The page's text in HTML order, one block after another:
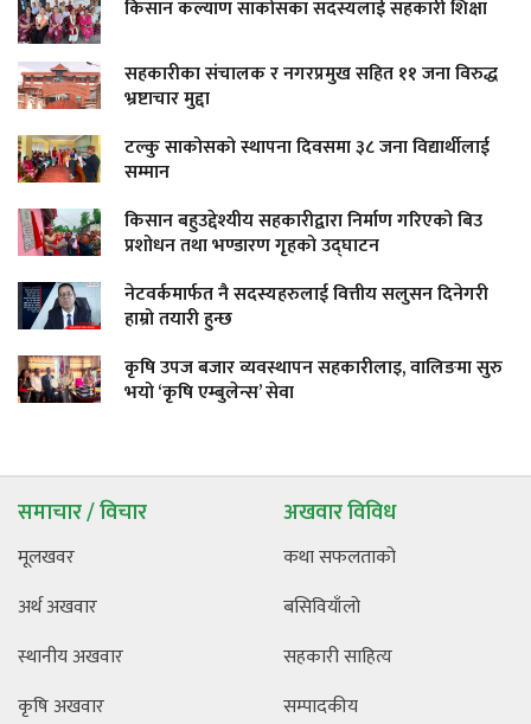
किसान कल्याण साकोसका सदस्यलाई सहकारी शिक्षा
सहकारीका संचालक र नगरप्रमुख सहित ११ जना विरुद्ध
भ्रष्टाचार मुद्दा
टल्कु साकोसको स्थापना दिवसमा ३८ जना विद्यार्थीलाई
सम्मान
किसान बहुउद्देश्यीय सहकारीद्वारा निर्माण गरिएको बिउ
प्रशोधन तथा भण्डारण गृहको उद्घाटन
नेटवर्कमार्फत नै सदस्यहरुलाई वित्तीय सलुसन दिनेगरी
हाम्रो तयारी हुन्छ
कृषि उपज बजार व्यवस्थापन सहकारीलाइ, वालिङमा सुरु
भयो ‘कृषि एम्बुलेन्स’ सेवा
समाचार / विचार
मूलखवर
अर्थ अखवार
स्थानीय अखवार
कृषि अखवार
अखवार विविध
कथा सफलताको
बसिवियाँलो
सहकारी साहित्य
सम्पादकीय